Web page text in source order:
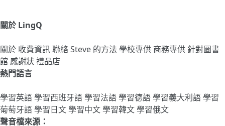
關於 LingQ
關於 收費資訊聯絡Steve 的方法 學校專供 商務專供 針對圖書
館 感謝狀禮品店
熱門語言
學習英語學習西班牙語學習法語學習德語學習義大利語學習
葡萄牙語學習日文學習中文學習韓文學習俄文
聲音檔來源：